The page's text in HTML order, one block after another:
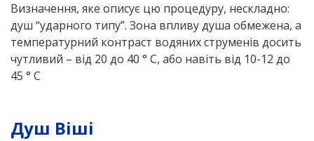
Визначення, яке описує цю процедуру, нескладно:
душ “ударного типу”. Зона впливу душа обмежена, а
температурний контраст водяних струменів досить
чутливий – від 20 до 40 ° С, або навіть від 10-12 до
45 ° С
Душ Віші